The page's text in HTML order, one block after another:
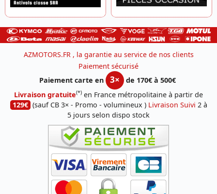
AZMOTORS.FR , la garantie au service de nos clients
Paiement sécurisé
Paiement carte en
3×
de 170€ à 500€
Livraison gratuite(*) en France métropolitaine à partir de
129€ (sauf CB 3× - Promo - volumineux ) Livraison Suivi 2 à
5 jours selon dispo stock